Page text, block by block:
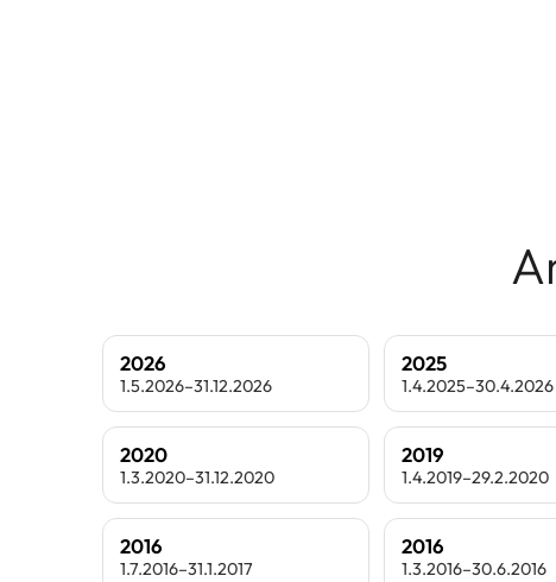
2026
1.5.2026–31.12.2026
2025
1.4.2025–30.4.2026
2020
1.3.2020–31.12.2020
2019
1.4.2019–29.2.2020
2016
1.7.2016–31.1.2017
2016
1.3.2016–30.6.2016